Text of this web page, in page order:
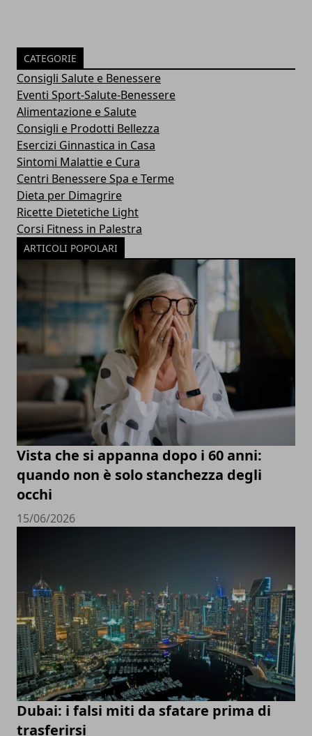
CATEGORIE
Consigli Salute e Benessere
Eventi Sport-Salute-Benessere
Alimentazione e Salute
Consigli e Prodotti Bellezza
Esercizi Ginnastica in Casa
Sintomi Malattie e Cura
Centri Benessere Spa e Terme
Dieta per Dimagrire
Ricette Dietetiche Light
Corsi Fitness in Palestra
ARTICOLI POPOLARI
Vista che si appanna dopo i 60 anni:
quando non è solo stanchezza degli
occhi
15/06/2026
Dubai: i falsi miti da sfatare prima di
trasferirsi